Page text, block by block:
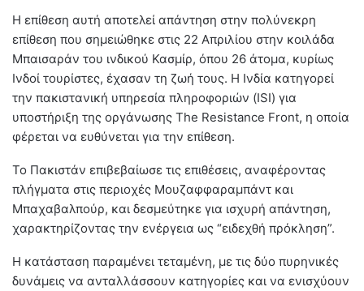
Η επίθεση αυτή αποτελεί απάντηση στην πολύνεκρη
επίθεση που σημειώθηκε στις 22 Απριλίου στην κοιλάδα
Μπαισαράν του ινδικού Κασμίρ, όπου 26 άτομα, κυρίως
Ινδοί τουρίστες, έχασαν τη ζωή τους. Η Ινδία κατηγορεί
την πακιστανική υπηρεσία πληροφοριών (ISI) για
υποστήριξη της οργάνωσης The Resistance Front, η οποία
φέρεται να ευθύνεται για την επίθεση.
Το Πακιστάν επιβεβαίωσε τις επιθέσεις, αναφέροντας
πλήγματα στις περιοχές Μουζαφφαραμπάντ και
Μπαχαβαλπούρ, και δεσμεύτηκε για ισχυρή απάντηση,
χαρακτηρίζοντας την ενέργεια ως “ειδεχθή πρόκληση”.
Η κατάσταση παραμένει τεταμένη, με τις δύο πυρηνικές
δυνάμεις να ανταλλάσσουν κατηγορίες και να ενισχύουν